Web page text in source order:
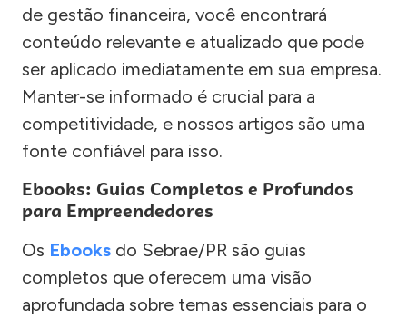
de gestão financeira, você encontrará
conteúdo relevante e atualizado que pode
ser aplicado imediatamente em sua empresa.
Manter-se informado é crucial para a
competitividade, e nossos artigos são uma
fonte confiável para isso.
Ebooks: Guias Completos e Profundos
para Empreendedores
Os Ebooks do Sebrae/PR são guias
completos que oferecem uma visão
aprofundada sobre temas essenciais para o